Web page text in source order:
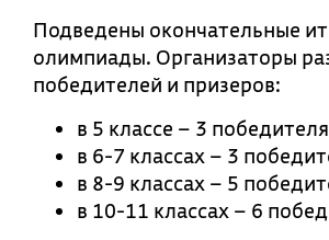
Подведены окончательные
олимпиады. Организаторы
победителей и призеров:
в 5 классе – 3
в 6-7 классах – 3
в 8-9 классах – 5
в 10-11 классах – 6